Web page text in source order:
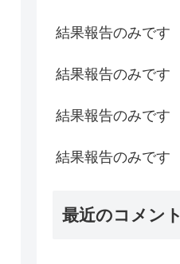
結果報告のみです
結果報告のみです
結果報告のみです
結果報告のみです
最近のコメント